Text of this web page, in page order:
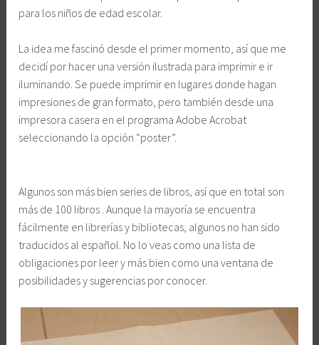
para los niños de edad escolar.
La idea me fascinó desde el primer momento, así que me
decidí por hacer una versión ilustrada para imprimir e ir
iluminando. Se puede imprimir en lugares donde hagan
impresiones de gran formato, pero también desde una
impresora casera en el programa Adobe Acrobat
seleccionando la opción “poster”.
Algunos son más bien series de libros, así que en total son
más de 100 libros . Aunque la mayoría se encuentra
fácilmente en librerías y bibliotecas, algunos no han sido
traducidos al español. No lo veas como una lista de
obligaciones por leer y más bien como una ventana de
posibilidades y sugerencias por conocer.